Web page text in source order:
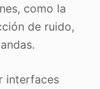
como la
de ruido,
interfaces